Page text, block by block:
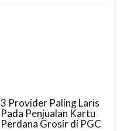
3 Provider Paling Laris
Pada Penjualan Kartu
Perdana Grosir di PGC